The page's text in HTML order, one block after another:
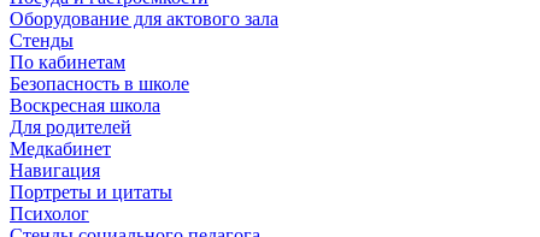
Оборудование для актового зала
Стенды
По кабинетам
Безопасность в школе
Воскресная школа
Для родителей
Медкабинет
Навигация
Портреты и цитаты
Психолог